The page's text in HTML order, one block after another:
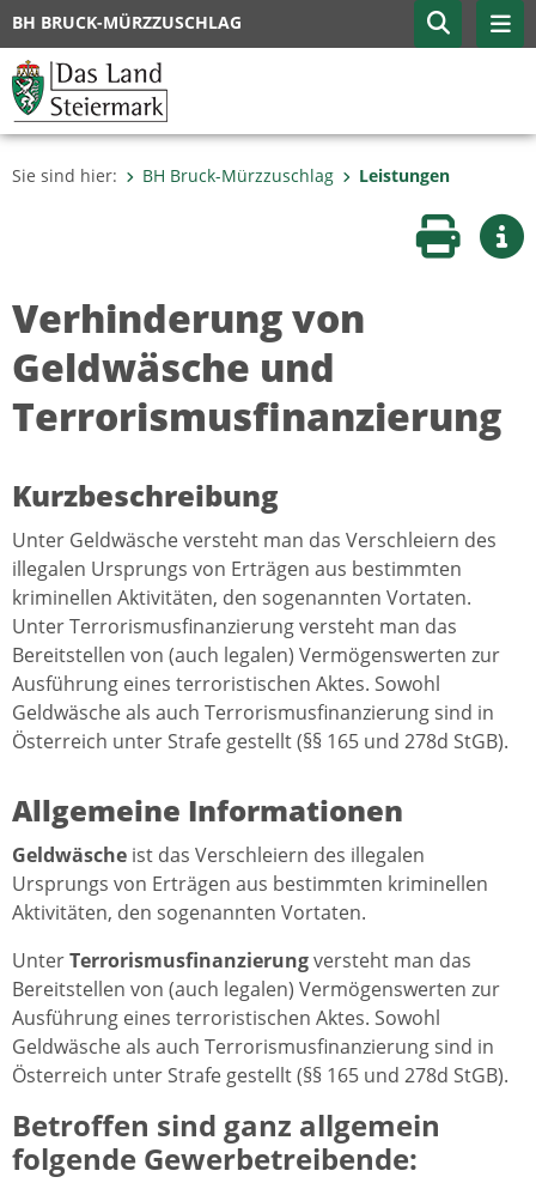
BH BRUCK-MÜRZZUSCHLAG
Sie sind hier: BH Bruck-Mürzzuschlag Leistungen
Seite
Verhinderung von
Geldwäsche und
Terrorismusfinanzierung
Kurzbeschreibung
Unter Geldwäsche versteht man das Verschleiern des
illegalen Ursprungs von Erträgen aus bestimmten
kriminellen Aktivitäten, den sogenannten Vortaten.
Unter Terrorismusfinanzierung versteht man das
Bereitstellen von (auch legalen) Vermögenswerten zur
Ausführung eines terroristischen Aktes. Sowohl
Geldwäsche als auch Terrorismusfinanzierung sind in
Österreich unter Strafe gestellt (§§ 165 und 278d StGB).
Allgemeine Informationen
Geldwäsche ist das Verschleiern des illegalen
Ursprungs von Erträgen aus bestimmten kriminellen
Aktivitäten, den sogenannten Vortaten.
UnterTerrorismusfinanzierungversteht man das
Bereitstellen von (auch legalen) Vermögenswerten zur
Ausführung eines terroristischen Aktes. Sowohl
Geldwäsche als auch Terrorismusfinanzierung sind in
Österreich unter Strafe gestellt (§§ 165 und 278d StGB).
Betroffen sind ganz allgemein
folgende Gewerbetreibende: